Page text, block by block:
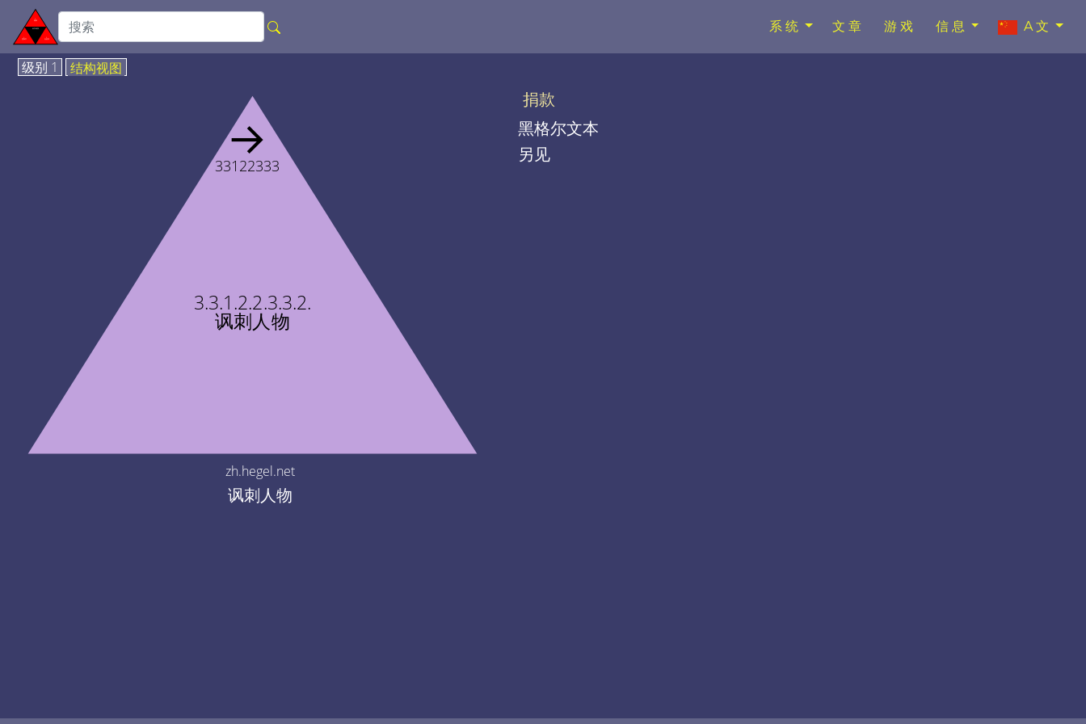
系统 文章 游戏 信息 A文
级别 1 结构视图
3.3.1.2.2.3.3.2.
讽刺人物
→
33122333
zh.hegel.net
讽刺人物
捐款
黑格尔文本
另见